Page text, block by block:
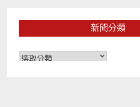
新聞分類
新